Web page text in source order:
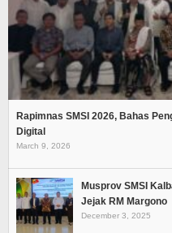
Rapimnas SMSI 2026, Bahas
Digital
March 9, 2026
Musprov SMSI
Jejak RM Margono
December 3, 2025